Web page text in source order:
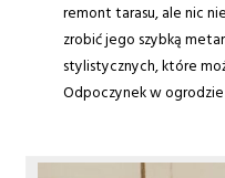
remont tarasu, ale nic
zrobić jego szybką
stylistycznych, które
Odpoczynek w